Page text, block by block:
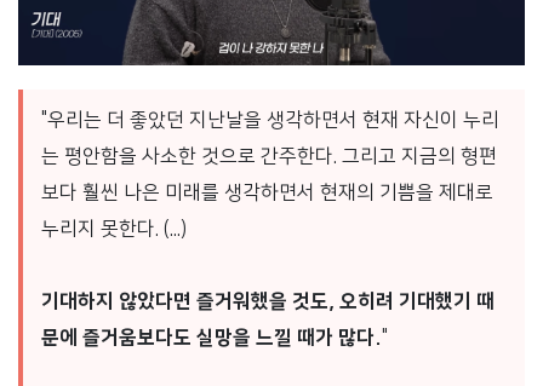
"우리는 더 좋았던 지난날을 생각하면서 현재 자신이 누리
는 평안함을 사소한 것으로 간주한다. 그리고 지금의 형편
보다 훨씬 나은 미래를 생각하면서 현재의 기쁨을 제대로
누리지 못한다. (...)
기대하지 않았다면 즐거워했을 것도, 오히려 기대했기 때
문에 즐거움보다도 실망을 느낄 때가 많다."